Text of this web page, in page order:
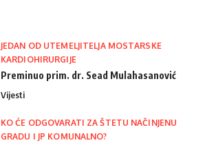
JEDAN OD UTEMELJITELJA MOSTARSKE
KARDIOHIRURGIJE
Preminuo prim. dr. Sead Mulahasanović
Vijesti
KO ĆE ODGOVARATI ZA ŠTETU NAČINJENU
GRADU I JP KOMUNALNO?